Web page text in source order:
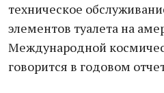
техническое
элементов туалета на
Международной
говорится в годовом